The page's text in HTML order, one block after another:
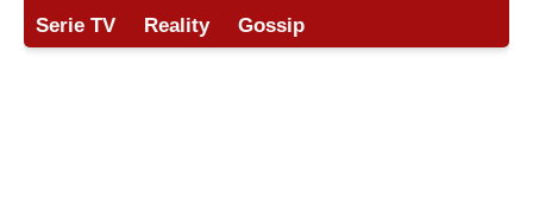
Serie TV
Reality Gossip